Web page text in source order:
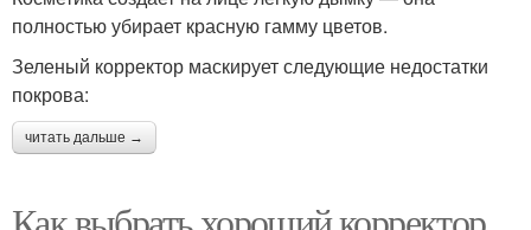
полностью убирает красную гамму цветов.
Зеленый корректор маскирует следующие недостатки
покрова:
читать дальше →